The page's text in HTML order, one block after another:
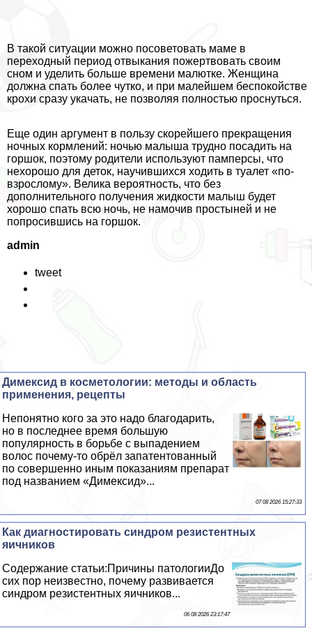
В такой ситуации можно посоветовать маме в
переходный период отвыкания пожертвовать своим
сном и уделить больше времени малютке. Женщина
должна спать более чутко, и при малейшем беспокойстве
крохи сразу укачать, не позволяя полностью проснуться.
Еще один аргумент в пользу скорейшего прекращения
ночных кормлений: ночью малыша трудно посадить на
горшок, поэтому родители используют памперсы, что
нехорошо для деток, научившихся ходить в туалет «по-
взрослому». Велика вероятность, что без
дополнительного получения жидкости малыш будет
хорошо спать всю ночь, не намочив простыней и не
попросившись на горшок.
admin
tweet
Димексид в косметологии: методы и область
применения, рецепты
Непонятно кого за это надо благодарить,
но в последнее время большую
популярность в борьбе с выпадением
волос почему-то обрёл запатентованный
по совершенно иным показаниям препарат
под названием «Димексид»...
07 08 2026 15:27:33
Как диагностировать синдром резистентных
яичников
Содержание статьи:Причины патологииДо
сих пор неизвестно, почему развивается
синдром резистентных яичников...
06 08 2026 23:17:47